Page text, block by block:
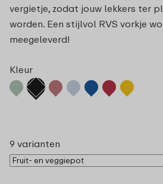
vergietje, zodat jouw lekkers ter
worden. Een stijlvol RVS vorkje
meegeleverd!
Kleur
9 varianten